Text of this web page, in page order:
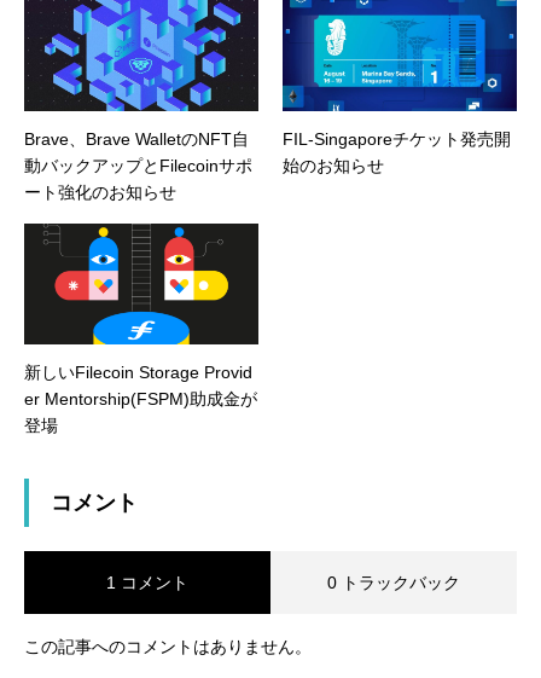
Brave、Brave WalletのNFT自
動バックアップとFilecoinサポ
ート強化のお知らせ
FIL-Singaporeチケット発売開
始のお知らせ
新しいFilecoin Storage Provid
er Mentorship(FSPM)助成金が
登場
コメント
1 コメント 0 トラックバック
この記事へのコメントはありません。